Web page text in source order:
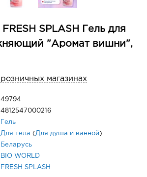
SPLASH Гель для
"Аромат вишни",
магазинах
49794
4812547000216
Гель
Для тела ( Для душа и ванной )
Беларусь
BIO WORLD
FRESH SPLASH